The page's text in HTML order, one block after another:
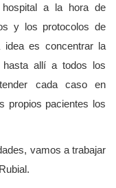
a la hora de
y los protocolos de
idea es concentrar la
hasta allí a todos los
cada caso en
propios pacientes los
vamos a trabajar